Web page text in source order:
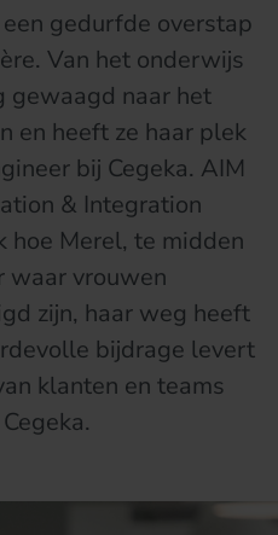
gedurfde overstap
Van het onderwijs
gewaagd naar het
en heeft ze haar plek
bij Cegeka. AIM
& Integration
hoe Merel, te midden
waar vrouwen
zijn, haar weg heeft
bijdrage levert
klanten en teams